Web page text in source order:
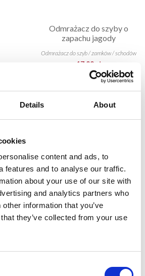
Details About
content and ads, to
features and to analyse our traffic.
about your use of our site with
and analytics partners who
information that you’ve
they’ve collected from your use
Odmrażacz do szyby o
zapachu jagody
Odmrażacz do szyb / zamków / schodów
17,00 zł
IN WARENKORB